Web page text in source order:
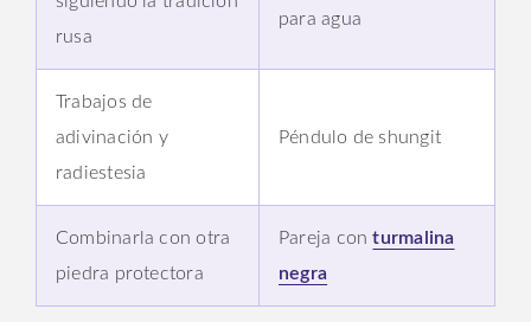
rusa
para agua
Trabajos de
adivinación y
radiestesia
Péndulo de shungit
Combinarla con otra
piedra protectora
Pareja conturmalina
negra